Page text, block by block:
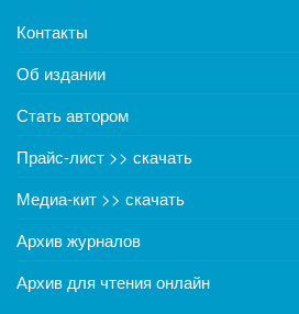
Контакты
Об издании
Стать автором
Прайс-лист >> скачать
Медиа-кит >> скачать
Архив журналов
Архив для чтения онлайн